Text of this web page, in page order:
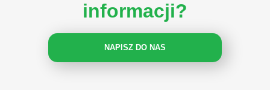
informacji?
NAPISZ DO NAS